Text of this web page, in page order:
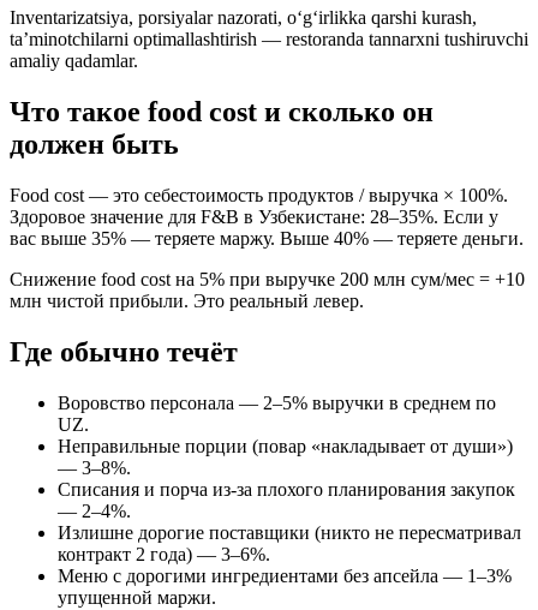
Inventarizatsiya, porsiyalar nazorati, o‘g‘irlikka qarshi kurash,
ta’minotchilarni optimallashtirish — restoranda tannarxni tushiruvchi
amaliy qadamlar.
Что такое food cost и сколько он
должен быть
Food cost — это себестоимость продуктов / выручка × 100%.
Здоровое значение для F&B в Узбекистане: 28–35%. Если у
вас выше 35% — теряете маржу. Выше 40% — теряете деньги.
Снижение food cost на 5% при выручке 200 млн сум/мес = +10
млн чистой прибыли. Это реальный левер.
Где обычно течёт
Воровство персонала — 2–5% выручки в среднем по
UZ.
Неправильные порции (повар «накладывает от души»)
— 3–8%.
Списания и порча из-за плохого планирования закупок
— 2–4%.
Излишне дорогие поставщики (никто не пересматривал
контракт 2 года) — 3–6%.
Меню с дорогими ингредиентами без апсейла — 1–3%
упущенной маржи.